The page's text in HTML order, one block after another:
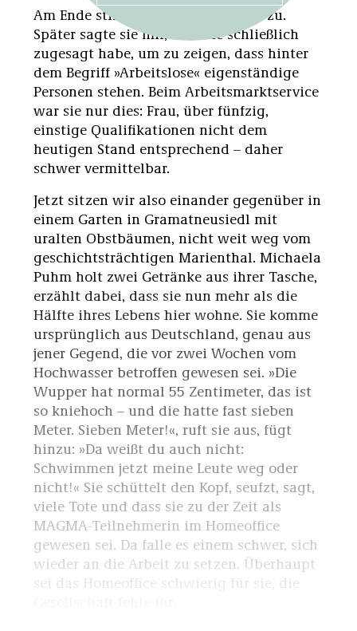
Am Ende stimmte Frau Puhm doch zu.
Später sagte sie mir, dass sie schließlich
zugesagt habe, um zu zeigen, dass hinter
dem Begriff »Arbeitslose« eigenständige
Personen stehen. Beim Arbeitsmarktservice
war sie nur dies: Frau, über fünfzig,
einstige Qualifikationen nicht dem
heutigen Stand entsprechend – daher
schwer vermittelbar.
Jetzt sitzen wir also einander gegenüber in
einem Garten in Gramatneusiedl mit
uralten Obstbäumen, nicht weit weg vom
geschichtsträchtigen Marienthal. Michaela
Puhm holt zwei Getränke aus ihrer Tasche,
erzählt dabei, dass sie nun mehr als die
Hälfte ihres Lebens hier wohne. Sie komme
ursprünglich aus Deutschland, genau aus
jener Gegend, die vor zwei Wochen vom
Hochwasser betroffen gewesen sei. »Die
Wupper hat normal 55 Zentimeter, das ist
so kniehoch – und die hatte fast sieben
Meter. Sieben Meter!«, ruft sie aus, fügt
hinzu: »Da weißt du auch nicht:
Schwimmen jetzt meine Leute weg oder
nicht!« Sie schüttelt den Kopf, seufzt, sagt,
viele Tote und dass sie zu der Zeit als
MAGMA-Teilnehmerin im Homeoffice
gewesen sei. Da falle es einem schwer, sich
wieder an die Arbeit zu setzen. Überhaupt
sei das Homeoffice schwierig für sie, die